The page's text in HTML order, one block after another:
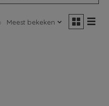
Meest bekeken